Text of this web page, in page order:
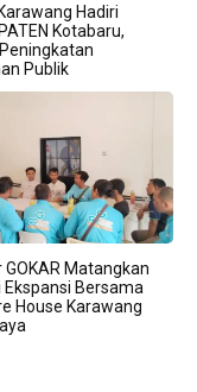
Hadiri
Kotabaru,
Publik
GOKAR Matangkan
Bersama
House Karawang